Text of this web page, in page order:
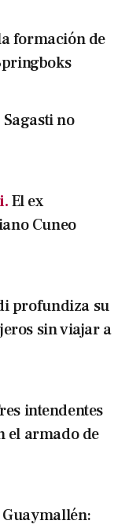
formación de
no
El ex
Cuneo
profundiza su
sin viajar a
intendentes
el armado de
Guaymallén: